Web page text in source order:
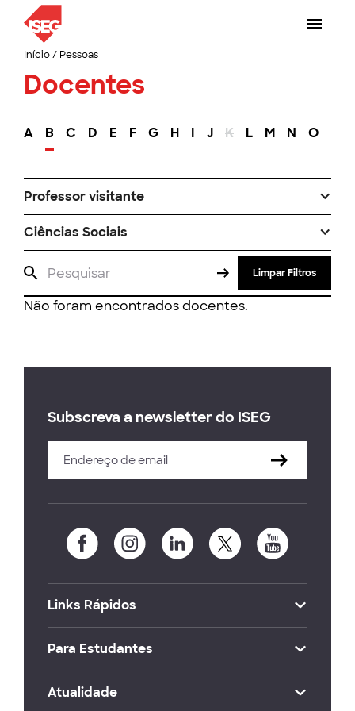
Início/ Pessoas
Docentes
A B C D E F G H I J K L M N O
Professor visitante
Ciências Sociais
Limpar Filtros
Não foram encontrados docentes.
Subscreva a newsletter do ISEG
Links Rápidos
Para Estudantes
Atualidade